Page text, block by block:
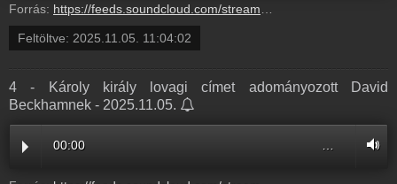
Forrás: https://feeds.soundcloud.com/stream/2206847551-balazsek-3-csalo-el-vissza-bodi-sylvi-kepevel-es-nevevel-meg-alszemelyit-is-keszitett-maganak-3.mp3
Feltöltve: 2025.11.05. 11:04:02
4 - Károly király lovagi címet adományozott David
Beckhamnek - 2025.11.05.
00:00